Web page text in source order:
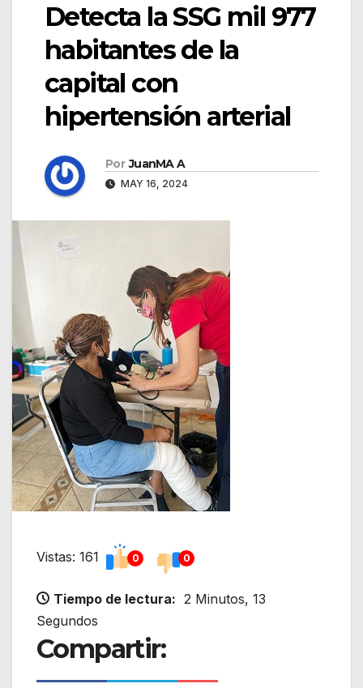
Detecta la SSG mil 977
habitantes de la
capital con
hipertensión arterial
Por JuanMA A
MAY 16, 2024
Vistas: 161 0 0
Tiempo de lectura: 2 Minutos, 13
Segundos
Compartir: